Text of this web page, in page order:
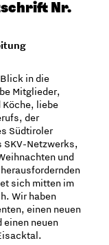
Nr.
in die
Mitglieder,
Köche, liebe
der
Südtiroler
SKV-Netzwerks,
und
sich mitten im
Wir haben
einen neuen
einen neuen